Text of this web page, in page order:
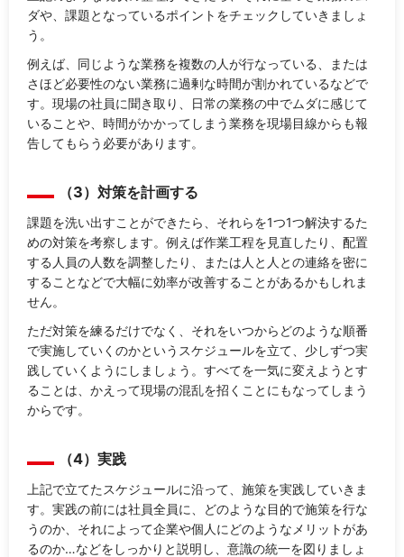
ダや、課題となっているポイントをチェックしていきましょ
う。
例えば、同じような業務を複数の人が行なっている、または
さほど必要性のない業務に過剰な時間が割かれているなどで
す。現場の社員に聞き取り、日常の業務の中でムダに感じて
いることや、時間がかかってしまう業務を現場目線からも報
告してもらう必要があります。
（3）対策を計画する
課題を洗い出すことができたら、それらを1つ1つ解決するた
めの対策を考察します。例えば作業工程を見直したり、配置
する人員の人数を調整したり、または人と人との連絡を密に
することなどで大幅に効率が改善することがあるかもしれま
せん。
ただ対策を練るだけでなく、それをいつからどのような順番
で実施していくのかというスケジュールを立て、少しずつ実
践していくようにしましょう。すべてを一気に変えようとす
ることは、かえって現場の混乱を招くことにもなってしまう
からです。
（4）実践
上記で立てたスケジュールに沿って、施策を実践していきま
す。実践の前には社員全員に、どのような目的で施策を行な
うのか、それによって企業や個人にどのようなメリットがあ
るのか…などをしっかりと説明し、意識の統一を図りましょ